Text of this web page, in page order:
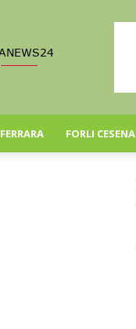
FERRARA FORLI CESENA